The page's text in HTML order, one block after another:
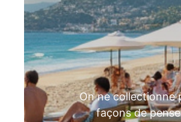
On ne collectionne
façons de